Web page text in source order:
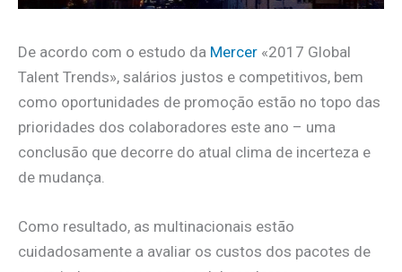
De acordo com o estudo da Mercer «2017 Global
Talent Trends», salários justos e competitivos, bem
como oportunidades de promoção estão no topo das
prioridades dos colaboradores este ano – uma
conclusão que decorre do atual clima de incerteza e
de mudança.
Como resultado, as multinacionais estão
cuidadosamente a avaliar os custos dos pacotes de